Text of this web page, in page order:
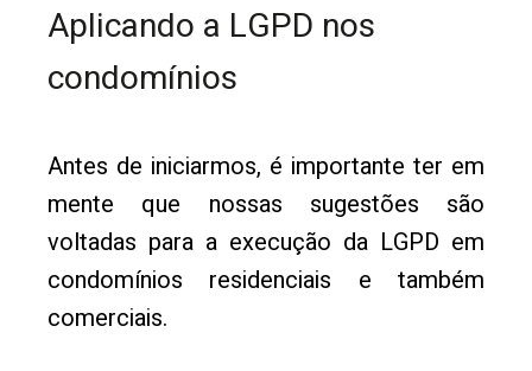
Aplicando a LGPD nos
condomínios
Antes de iniciarmos, é importante ter em
mente que nossas sugestões são
voltadas para a execução da LGPD em
condomínios residenciais e também
comerciais.